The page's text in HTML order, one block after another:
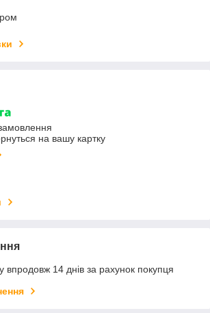
на вашу картку
впродовж 14 днів за рахунок покупця